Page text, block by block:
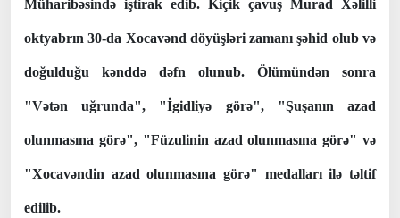
Müharibəsində iştirak edib. Kiçik çavuş Murad Xəlilli
oktyabrın 30-da Xocavənd döyüşləri zamanı şəhid olub və
doğulduğu kənddə dəfn olunub. Ölümündən sonra
"Vətən uğrunda", "İgidliyə görə", "Şuşanın azad
olunmasına görə", "Füzulinin azad olunmasına görə" və
"Xocavəndin azad olunmasına görə" medalları ilə təltif
edilib.